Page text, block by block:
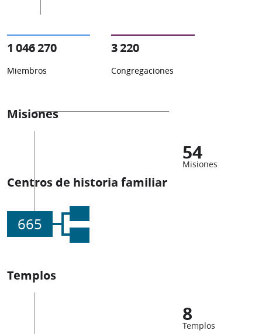
1 046 270
Miembros
3 220
Congregaciones
Misiones
54
Misiones
Centros de historia familiar
665
Templos
8
Templos